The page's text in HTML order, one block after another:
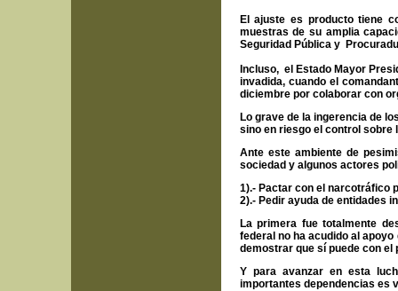
El ajuste es producto tiene
muestras de su amplia
Seguridad Pública y
Incluso, el Estado Mayor
invadida, cuando el
diciembre por colaborar con
Lo grave de la ingerencia de
sino en riesgo el control sobre
Ante este ambiente de
sociedad y algunos actores
1).- Pactar con el narcotráfico
2).- Pedir ayuda de entidades
La primera fue totalmente
federal no ha acudido al
demostrar que sí puede con el
Y para avanzar en esta
importantes dependencias es